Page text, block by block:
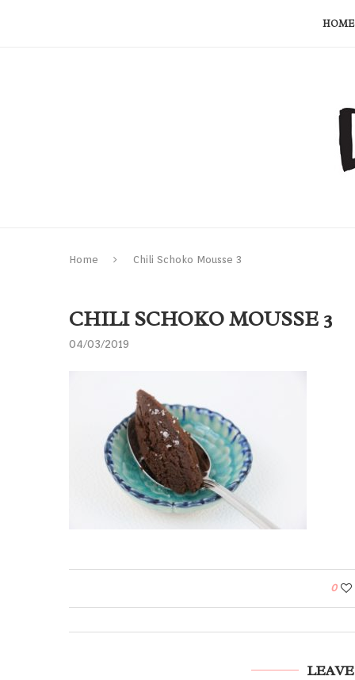
HOME
Home Chili Schoko Mousse 3
CHILI SCHOKO MOUSSE 3
04/03/2019
0